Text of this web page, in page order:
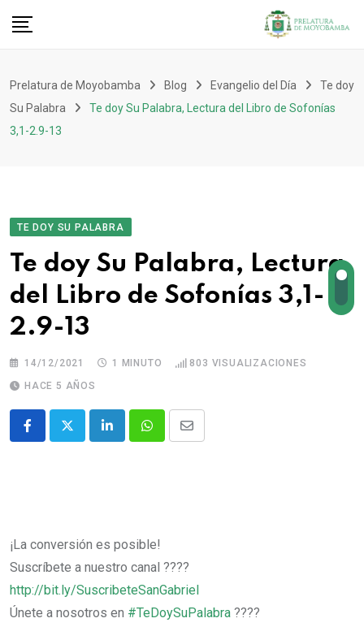
Prelatura de Moyobamba Blog Evangelio del Día
Te doy
Su Palabra
Te doy Su Palabra, Lectura del Libro de Sofonías
3,1-2.9-13
TE DOY SU PALABRA
Te doy Su Palabra, Lectura
del Libro de Sofonías 3,1-
2.9-13
14/12/2021 1 MINUTO 803 VISUALIZACIONES
HACE 5 AÑOS
¡La conversión es posible!
Suscríbete a nuestro canal ????
http://bit.ly/SuscribeteSanGabriel
Únete a nosotros en #TeDoySuPalabra​​​​​​​​​​​​​​​​ ????